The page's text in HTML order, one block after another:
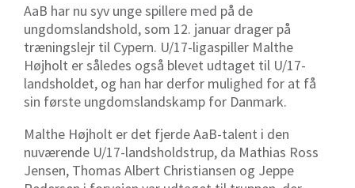
AaB har nu syv unge spillere med på de
ungdomslandshold, som 12. januar drager på
træningslejr til Cypern. U/17-ligaspiller Malthe
Højholt er således også blevet udtaget til U/17-
landsholdet, og han har derfor mulighed for at få
sin første ungdomslandskamp for Danmark.
Malthe Højholt er det fjerde AaB-talent i den
nuværende U/17-landsholdstrup, da Mathias Ross
Jensen, Thomas Albert Christiansen og Jeppe